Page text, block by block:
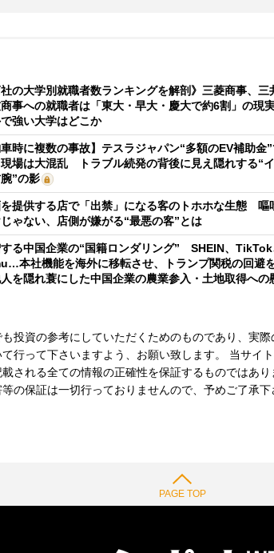
社の大学別就職者数ランキングを解剖》三菱商事、三
事への就職者は「東大・早大・慶大で約6割」の
で強い大学はどこか
車時に複数の事故】テスラジャパン“多額のEV補助金
場は大混乱 トラブル続発の背後に見え隠れする“
”の影
提供する店で「出禁」になる客のトホホな生態 嘔
ゃない、店側が嫌がる“最悪の客”とは
る中国企業の“国籍ロンダリング” SHEIN、TikTok
本社機能を海外に移転させ、トランプ関税の回避
を隠れ蓑にした中国企業の農業参入・土地取得への
投資の参考にしていただくためのものであり、実際
行って下さいますよう、お願い致します。 当サイ
される全ての情報の正確性を保証するものではあり
の保証は一切行っておりませんので、予めご了承下
PAGE TOP